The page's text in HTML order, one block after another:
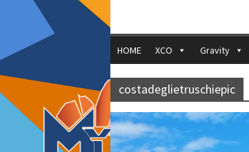
HOME XCO Gravity
costadeglietruschiepic